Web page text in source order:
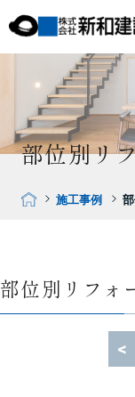
部位別リ
施工事例
部位別リフォ
<